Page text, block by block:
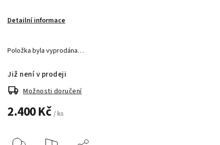
Detailní informace
Položka byla vyprodána…
2.400 Kč / ks
Již není v prodeji
Možnosti doručení